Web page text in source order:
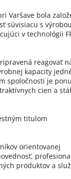
Varšave bola
súvisiacu s
v technológii
reagovať
kapacity
spoločnosti je
cien a
titulom
orientovanej
produktov a